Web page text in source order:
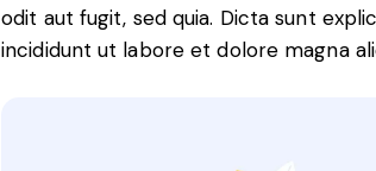
odit aut fugit, sed quia. Dicta sunt
incididunt ut labore et dolore magna